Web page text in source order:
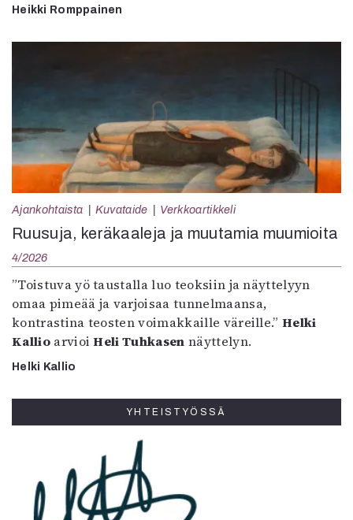
Heikki Romppainen
Ajankohtaista Kuvataide Verkkoartikkeli
Ruusuja, keräkaaleja ja muutamia muumioita
4/2026
”Toistuva yö taustalla luo teoksiin ja näyttelyyn
omaa pimeää ja varjoisaa tunnelmaansa,
kontrastina teosten voimakkaille väreille.”Helki
KallioarvioiHeli Tuhkasen näyttelyn.
Helki Kallio
YHTEISTYÖSSÄ